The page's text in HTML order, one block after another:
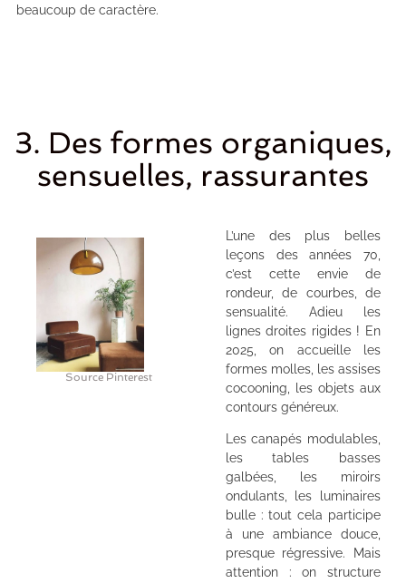
beaucoup de caractère.
3. Des formes organiques,
sensuelles, rassurantes
Source Pinterest
L’une des plus belles
leçons des années 70,
c’est cette envie de
rondeur, de courbes, de
sensualité. Adieu les
lignes droites rigides ! En
2025, on accueille les
formes molles, les assises
cocooning, les objets aux
contours généreux.
Les canapés modulables,
les tables basses
galbées, les miroirs
ondulants, les luminaires
bulle : tout cela participe
à une ambiance douce,
presque régressive. Mais
attention : on structure